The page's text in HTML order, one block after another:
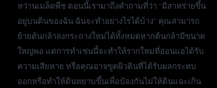
หว่านเมล็ดพืช ตอนนี้เรามาถึงคำถามที่ว่า “มีสาหร่ายขึ้น
อยู่บนดินของฉัน ฉันจะทำอย่างไรได้บ้าง” คุณสามารถ
ย้ายต้นกล้าลงกระถางใหม่ได้ทั้งหมดหากต้นกล้ามีขนาด
ใหญ่พอ แต่การทำเช่นนี้จะทำให้รากใหม่ที่อ่อนแอได้รับ
ความเสียหาย หรือคุณอาจขูดผิวดินที่ได้รับผลกระทบ
ออกหรือทำให้ดินหยาบขึ้นเพื่อป้องกันไม่ให้ดินแฉะเกิน